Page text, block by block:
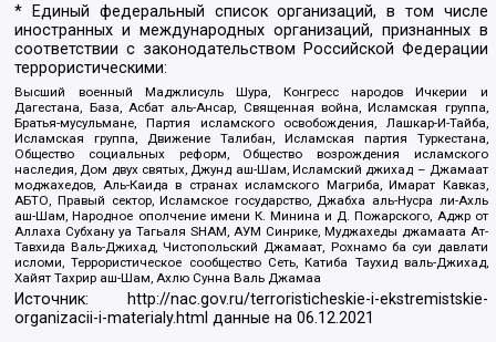
* Единый федеральный список организаций, в том числе
иностранных и международных организаций, признанных в
соответствии с законодательством Российской Федерации
террористическими:
Высший военный Маджлисуль Шура, Конгресс народов Ичкерии и
Дагестана, База, Асбат аль-Ансар, Священная война, Исламская группа,
Братья-мусульмане, Партия исламского освобождения, Лашкар-И-Тайба,
Исламская группа, Движение Талибан, Исламская партия Туркестана,
Общество социальных реформ, Общество возрождения исламского
наследия, Дом двух святых, Джунд аш-Шам, Исламский джихад – Джамаат
моджахедов, Аль-Каида в странах исламского Магриба, Имарат Кавказ,
АБТО, Правый сектор, Исламское государство, Джабха аль-Нусра ли-Ахль
аш-Шам, Народное ополчение имени К. Минина и Д. Пожарского, Аджр от
Аллаха Субхану уа Тагьаля SHAM, АУМ Синрике, Муджахеды джамаата Ат-
Тавхида Валь-Джихад, Чистопольский Джамаат, Рохнамо ба суи давлати
исломи, Террористическое сообщество Сеть, Катиба Таухид валь-Джихад,
Хайят Тахрир аш-Шам, Ахлю Сунна Валь Джамаа
Источник:
http://nac.gov.ru/terroristicheskie-i-ekstremistskie-
organizacii-i-materialy.html данные на06.12.2021